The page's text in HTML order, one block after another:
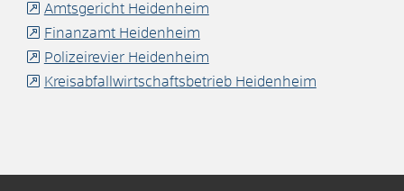
Amtsgericht Heidenheim
Finanzamt Heidenheim
Polizeirevier Heidenheim
Kreisabfallwirtschaftsbetrieb Heidenheim